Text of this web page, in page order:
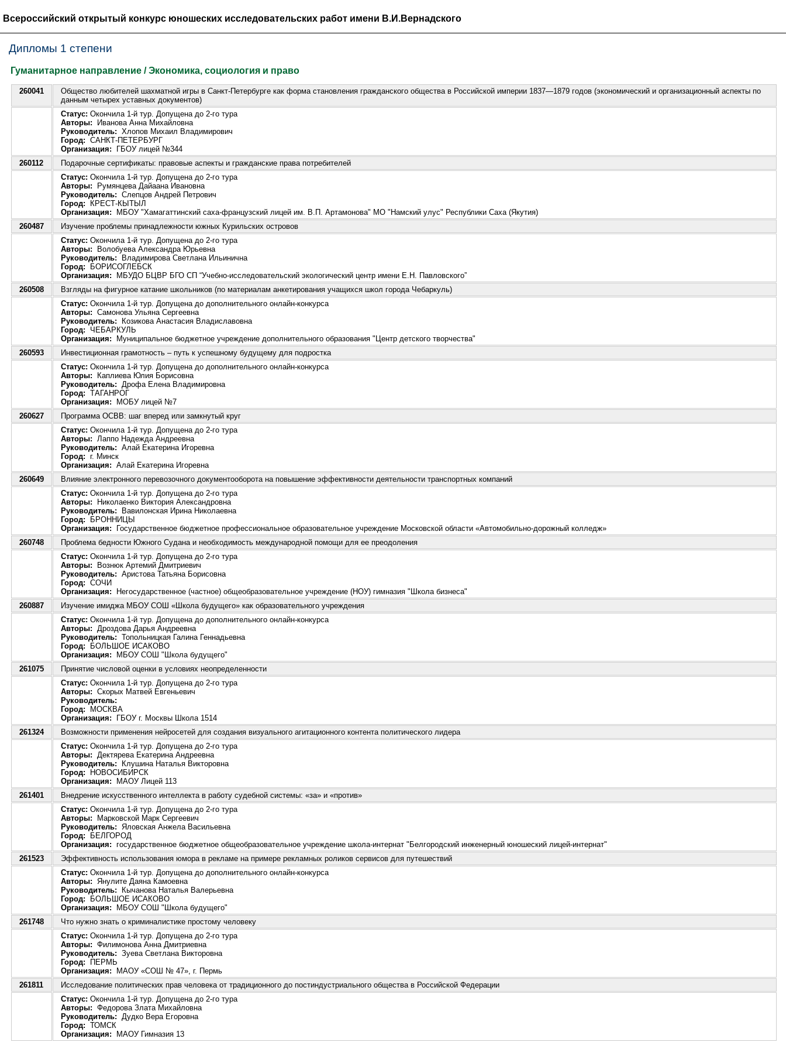
Всероссийский открытый конкурс юношеских исследовательских работ имени В.И.Вернадского
Дипломы 1 степени
Гуманитарное направление / Экономика, социология и право
260041
Общество любителей шахматной игры в Санкт-Петербурге как форма становления гражданского общества в Российской империи 1837—1879 годов (экономический и организационный аспекты по
данным четырех уставных документов)
Статус: Окончила 1-й тур. Допущена до 2-го тура
Авторы: Иванова Анна Михайловна
Руководитель: Хлопов Михаил Владимирович
Город: САНКТ-ПЕТЕРБУРГ
Организация: ГБОУ лицей №344
260112
Подарочные сертификаты: правовые аспекты и гражданские права потребителей
Статус: Окончила 1-й тур. Допущена до 2-го тура
Авторы: Румянцева Дайаана Ивановна
Руководитель: Слепцов Андрей Петрович
Город: КРЕСТ-КЫТЫЛ
Организация: МБОУ "Хамагаттинский саха-французский лицей им. В.П. Артамонова" МО "Намский улус" Республики Саха (Якутия)
260487
Изучение проблемы принадлежности южных Курильских островов
Статус: Окончила 1-й тур. Допущена до 2-го тура
Авторы: Волобуева Александра Юрьевна
Руководитель: Владимирова Светлана Ильинична
Город: БОРИСОГЛЕБСК
Организация: МБУДО БЦВР БГО СП “Учебно-исследовательский экологический центр имени Е.Н. Павловского”
260508
Взгляды на фигурное катание школьников (по материалам анкетирования учащихся школ города Чебаркуль)
Статус: Окончила 1-й тур. Допущена до дополнительного онлайн-конкурса
Авторы: Самонова Ульяна Сергеевна
Руководитель: Козикова Анастасия Владиславовна
Город: ЧЕБАРКУЛЬ
Организация: Муниципальное бюджетное учреждение дополнительного образования "Центр детского творчества"
260593
Инвестиционная грамотность – путь к успешному будущему для подростка
Статус: Окончила 1-й тур. Допущена до дополнительного онлайн-конкурса
Авторы: Каплиева Юлия Борисовна
Руководитель: Дрофа Елена Владимировна
Город: ТАГАНРОГ
Организация: МОБУ лицей №7
260627
Программа ОСВВ: шаг вперед или замкнутый круг
Статус: Окончила 1-й тур. Допущена до 2-го тура
Авторы: Лаппо Надежда Андреевна
Руководитель: Алай Екатерина Игоревна
Город: г. Минск
Организация: Алай Екатерина Игоревна
260649
Влияние электронного перевозочного документооборота на повышение эффективности деятельности транспортных компаний
Статус: Окончила 1-й тур. Допущена до 2-го тура
Авторы: Николаенко Виктория Александровна
Руководитель: Вавилонская Ирина Николаевна
Город: БРОННИЦЫ
Организация: Государственное бюджетное профессиональное образовательное учреждение Московской области «Автомобильно-дорожный колледж»
260748
Проблема бедности Южного Судана и необходимость международной помощи для ее преодоления
Статус: Окончила 1-й тур. Допущена до 2-го тура
Авторы: Вознюк Артемий Дмитриевич
Руководитель: Аристова Татьяна Борисовна
Город: СОЧИ
Организация: Негосударственное (частное) общеобразовательное учреждение (НОУ) гимназия "Школа бизнеса"
260887
Изучение имиджа МБОУ СОШ «Школа будущего» как образовательного учреждения
Статус: Окончила 1-й тур. Допущена до дополнительного онлайн-конкурса
Авторы: Дроздова Дарья Андреевна
Руководитель: Топольницкая Галина Геннадьевна
Город: БОЛЬШОЕ ИСАКОВО
Организация: МБОУ СОШ "Школа будущего"
261075
Принятие числовой оценки в условиях неопределенности
Статус: Окончила 1-й тур. Допущена до 2-го тура
Авторы: Скорых Матвей Евгеньевич
Руководитель:
Город: МОСКВА
Организация: ГБОУ г. Москвы Школа 1514
261324
Возможности применения нейросетей для создания визуального агитационного контента политического лидера
Статус: Окончила 1-й тур. Допущена до 2-го тура
Авторы: Дектярева Екатерина Андреевна
Руководитель: Клушина Наталья Викторовна
Город: НОВОСИБИРСК
Организация: МАОУ Лицей 113
261401
Внедрение искусственного интеллекта в работу судебной системы: «за» и «против»
Статус: Окончила 1-й тур. Допущена до 2-го тура
Авторы: Марковской Марк Сергеевич
Руководитель: Яловская Анжела Васильевна
Город: БЕЛГОРОД
Организация: государственное бюджетное общеобразовательное учреждение школа-интернат "Белгородский инженерный юношеский лицей-интернат"
261523
Эффективность использования юмора в рекламе на примере рекламных роликов сервисов для путешествий
Статус: Окончила 1-й тур. Допущена до дополнительного онлайн-конкурса
Авторы: Янулите Даяна Камоевна
Руководитель: Кычанова Наталья Валерьевна
Город: БОЛЬШОЕ ИСАКОВО
Организация: МБОУ СОШ "Школа будущего"
261748
Что нужно знать о криминалистике простому человеку
Статус: Окончила 1-й тур. Допущена до 2-го тура
Авторы: Филимонова Анна Дмитриевна
Руководитель: Зуева Светлана Викторовна
Город: ПЕРМЬ
Организация: МАОУ «СОШ № 47», г. Пермь
261811
Исследование политических прав человека от традиционного до постиндустриального общества в Российской Федерации
Статус: Окончила 1-й тур. Допущена до 2-го тура
Авторы: Федорова Злата Михайловна
Руководитель: Дудко Вера Егоровна
Город: ТОМСК
Организация: МАОУ Гимназия 13